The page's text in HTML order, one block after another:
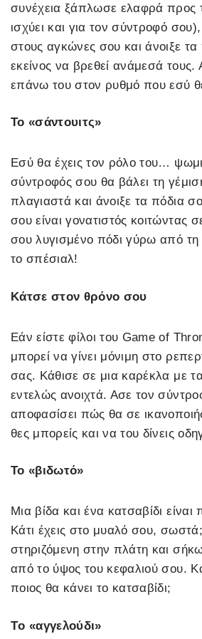
συνέχεια ξάπλωσε ελαφρά προς
ισχύει και για τον σύντροφό
στους αγκώνες σου και άνοιξε
εκείνος να βρεθεί ανάμεσά τους.
επάνω του στον ρυθμό που εσύ
Το «σάντουιτς»
Εσύ θα έχεις τον ρόλο του…
σύντροφός σου θα βάλει τη
πλαγιαστά και άνοιξε τα πόδια
σου είναι γονατιστός κοιτώντας
σου λυγισμένο πόδι γύρω από τη
το σπέσιαλ!
Κάτσε στον θρόνο σου
Εάν είστε φίλοι του Game of
μπορεί να γίνει μόνιμη στο
σας. Κάθισε σε μια καρέκλα με
εντελώς ανοιχτά. Ασε τον
αποφασίσει πώς θα σε
θες μπορείς και να του δίνεις
Το «βιδωτό»
Μια βίδα και ένα κατσαβίδι
Κάτι έχεις στο μυαλό σου,
στηριζόμενη στην πλάτη και
από το ύψος του κεφαλιού σου.
ποιος θα κάνει το κατσαβίδι;
Tο «αγγελούδι»